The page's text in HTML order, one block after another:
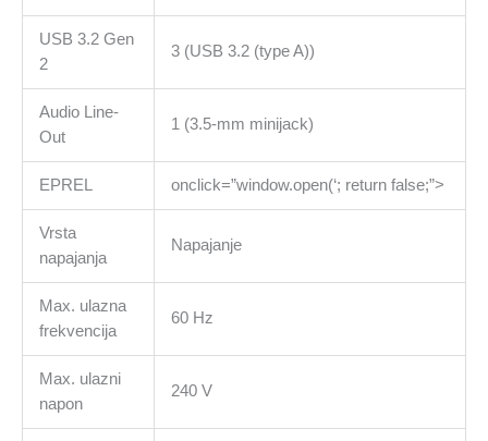
USB 3.2 Gen
2
3 (USB 3.2 (type A))
Audio Line-
Out
1 (3.5-mm minijack)
EPREL onclick=”window.open(‘; return false;”>
Vrsta
napajanja
Napajanje
Max. ulazna
frekvencija
60 Hz
Max. ulazni
napon
240 V